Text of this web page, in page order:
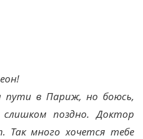
в Париж, но боюсь,
поздно. Доктор
Так много хочется тебе